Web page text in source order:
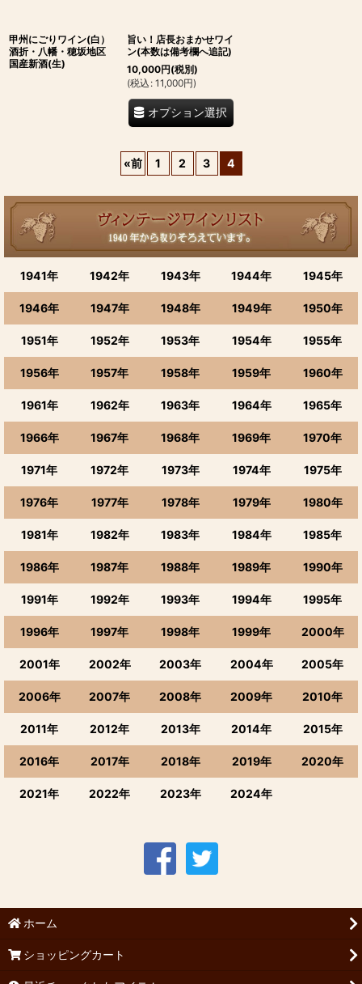
甲州にごりワイン(白）
酒折・八幡・穂坂地区
国産新酒(生)
旨い！店長おまかせワイ
ン(本数は備考欄へ追記)
10,000円(税別)
(税込 : 11,000円)
オプション選択
«前 1 2 3 4
1941年 1942年 1943年 1944年 1945年
1946年 1947年 1948年 1949年 1950年
1951年 1952年 1953年 1954年 1955年
1956年 1957年 1958年 1959年 1960年
1961年 1962年 1963年 1964年 1965年
1966年 1967年 1968年 1969年 1970年
1971年 1972年 1973年 1974年 1975年
1976年 1977年 1978年 1979年 1980年
1981年 1982年 1983年 1984年 1985年
1986年 1987年 1988年 1989年 1990年
1991年 1992年 1993年 1994年 1995年
1996年 1997年 1998年 1999年 2000年
2001年 2002年 2003年 2004年 2005年
2006年 2007年 2008年 2009年 2010年
2011年 2012年 2013年 2014年 2015年
2016年 2017年 2018年 2019年 2020年
2021年 2022年 2023年 2024年
ホーム
ショッピングカート